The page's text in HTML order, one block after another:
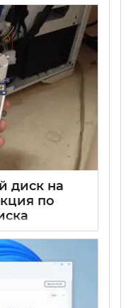
диск на
по